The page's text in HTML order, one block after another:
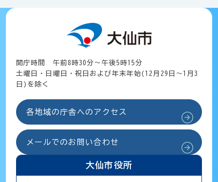
開庁時間 午前8時30分～午後5時15分
土曜日・日曜日・祝日および年末年始(12月29日～1月3
日)を除く
各地域の庁舎へのアクセス
メールでのお問い合わせ
大仙市役所